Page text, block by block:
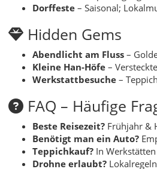
Zamantı’nın Sesi– Rivayete
Tezgâh Duası– Eski
Sagen
Ulu Cami’nin Işığı
– Soğuk
Sultanhanı’nın Bekçileri –
Alle Orte und
Der Landkreis Bünyan umfasst46